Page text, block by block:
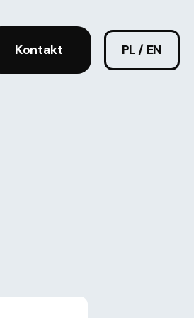
Kontakt PL / EN